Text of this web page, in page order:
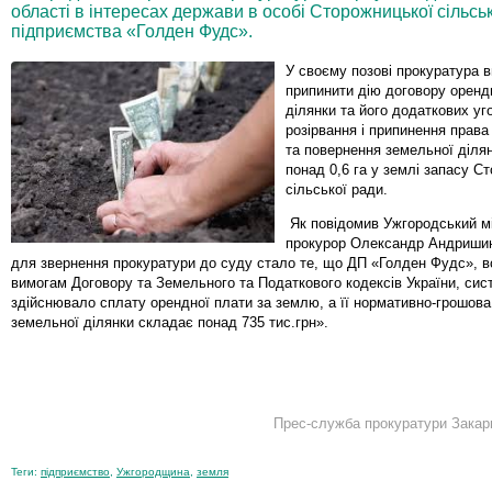
області в інтересах держави в особі Сторожницької
підприємства «Голден Фудс».
У своєму позові прокуратура
припинити дію договору
ділянки та його додаткових
розірвання і припинення
та повернення земельної
понад 0,6 га у землі запасу
сільської ради.
Як повідомив Ужгородський
прокурор Олександр
для звернення прокуратури до суду стало те, що ДП «Голден Фудс»,
вимогам Договору та Земельного та Податкового кодексів України,
здійснювало сплату орендної плати за землю, а її нормативно-грошова
земельної ділянки складає понад 735 тис.грн».
Прес-служба прокуратури
Теги: підприємство Ужгородщина земля